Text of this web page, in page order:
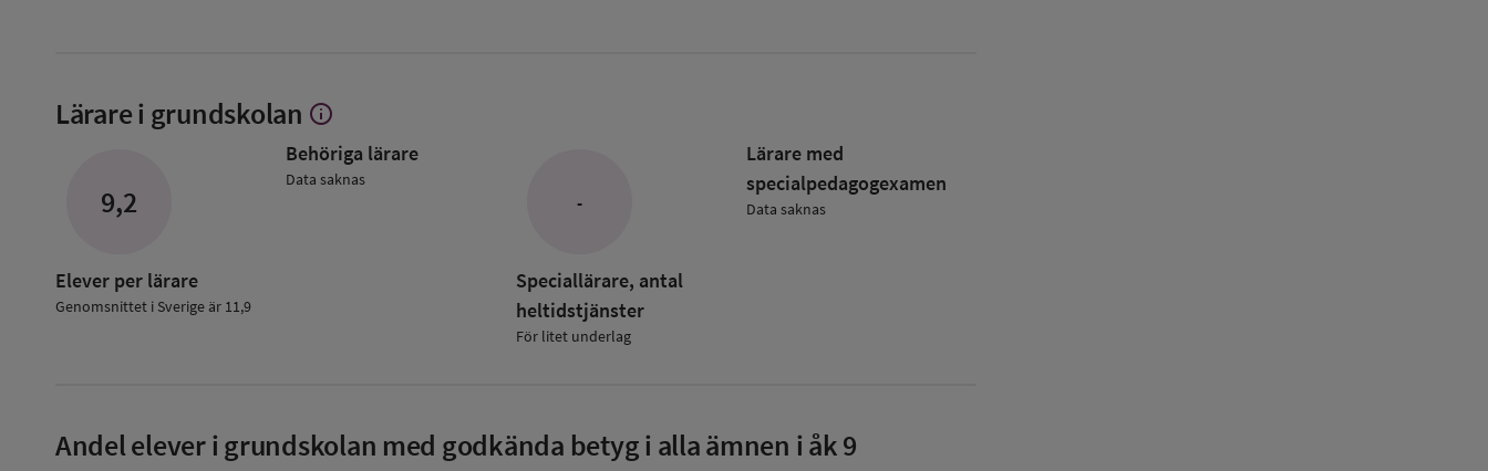
Lärare i grundskolan Visa
om
Lärare
info
9,2
Elever per lärare
Genomsnittet i Sverige är 11,9
Behöriga lärare
Data saknas
-
Speciallärare, antal
heltidstjänster
För litet underlag
Lärare med
specialpedagog­examen
Data saknas
Andel elever i grundskolan med godkända betyg i alla ämnen i åk 9